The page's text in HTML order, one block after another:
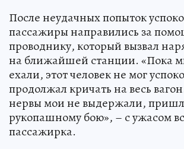
После неудачных попыток
пассажиры направились за
проводнику, который вызвал
на ближайшей станции. «Пока
ехали, этот человек не мог
продолжал кричать на весь
нервы мои не выдержали,
рукопашному бою», – с ужасом
пассажирка.